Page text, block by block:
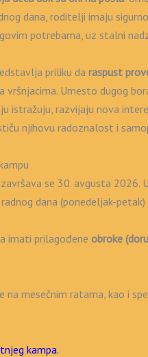
dana, roditelji imaju
potrebama, uz stalni
priliku da raspust
vršnjacima. Umesto dugog
istražuju, razvijaju nova
njihovu radoznalost i
se 30. avgusta 2026.
dana (ponedeljak-petak)
imati prilagođene obroke
na mesečnim ratama, kao i
kampa.